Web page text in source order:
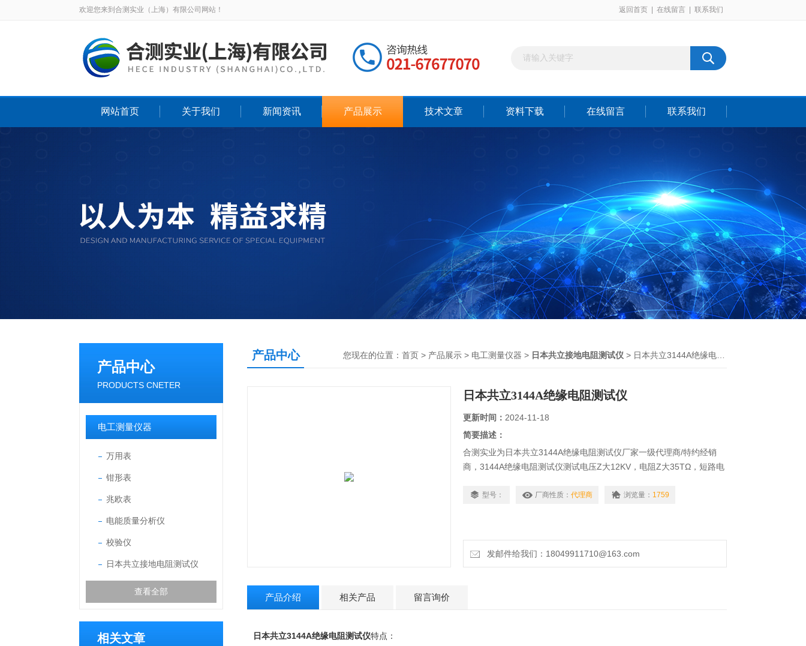
欢迎您来到合测实业（上海）有限公司网站！ 返回首页 在线留言 联系我们
网站首页 关于我们 新闻资讯 产品展示 技术文章 资料下载 在线留言 联系我们
产品中心
PRODUCTS CNETER
电工测量仪器
万用表
钳形表
兆欧表
电能质量分析仪
校验仪
日本共立接地电阻测试仪
查看全部
相关文章
产品中心 您现在的位置： 首页 > 产品展示 > 电工测量仪器 > 日本共立接地电阻测试仪 > 日本共立3144A绝缘电阻测试仪
日本共立3144A绝缘电阻测试仪
更新时间： 2024-11-18
简要描述：
合测实业为日本共立3144A绝缘电阻测试仪厂家一级代理商/特约经销
商，3144A绝缘电阻测试仪测试电压Z大12KV，电阻Z大35TΩ，短路电
型号： 厂商性质： 代理商 浏览量： 1759
发邮件给我们：18049911710@163.com
产品介绍 相关产品 留言询价
日本共立3144A绝缘电阻测试仪特点：